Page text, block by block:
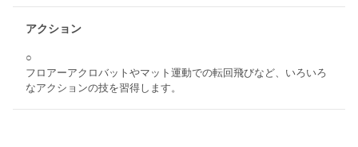
アクション
○
フロアーアクロバットやマット運動での転回飛びなど、いろいろ
なアクションの技を習得します。